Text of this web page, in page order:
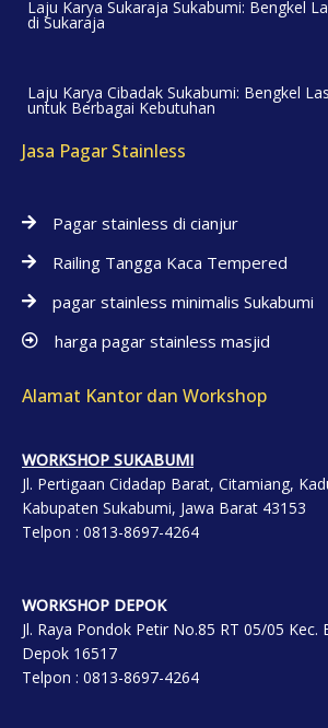
Laju Karya Sukaraja Sukabumi: Bengkel
di Sukaraja
Laju Karya Cibadak Sukabumi: Bengkel
untuk Berbagai Kebutuhan
Jasa Pagar Stainless
Pagar stainless di cianjur
Railing Tangga Kaca Tempered
pagar stainless minimalis Sukabumi
harga pagar stainless masjid
Alamat Kantor dan Workshop
WORKSHOP SUKABUMI
Jl. Pertigaan Cidadap Barat, Citamiang,
Kabupaten Sukabumi, Jawa Barat 43153
Telpon : 0813-8697-4264
WORKSHOP DEPOK
Jl. Raya Pondok Petir No.85 RT 05/05
Depok 16517
Telpon : 0813-8697-4264